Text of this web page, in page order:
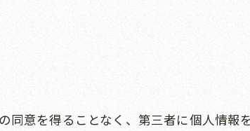
意を得ることなく、第三者に個人情報